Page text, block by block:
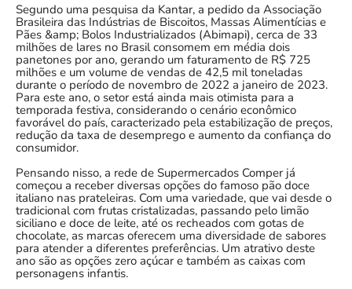
Segundo uma pesquisa da Kantar, a pedido da Associação
Brasileira das Indústrias de Biscoitos, Massas Alimentícias e
Pães &amp; Bolos Industrializados (Abimapi), cerca de 33
milhões de lares no Brasil consomem em média dois
panetones por ano, gerando um faturamento de R$ 725
milhões e um volume de vendas de 42,5 mil toneladas
durante o período de novembro de 2022 a janeiro de 2023.
Para este ano, o setor está ainda mais otimista para a
temporada festiva, considerando o cenário econômico
favorável do país, caracterizado pela estabilização de preços,
redução da taxa de desemprego e aumento da confiança do
consumidor.
Pensando nisso, a rede de Supermercados Comper já
começou a receber diversas opções do famoso pão doce
italiano nas prateleiras. Com uma variedade, que vai desde o
tradicional com frutas cristalizadas, passando pelo limão
siciliano e doce de leite, até os recheados com gotas de
chocolate, as marcas oferecem uma diversidade de sabores
para atender a diferentes preferências. Um atrativo deste
ano são as opções zero açúcar e também as caixas com
personagens infantis.